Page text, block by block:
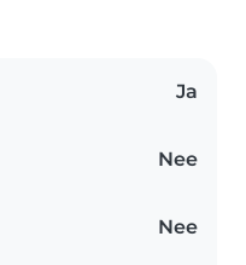
Ja
Nee
Nee